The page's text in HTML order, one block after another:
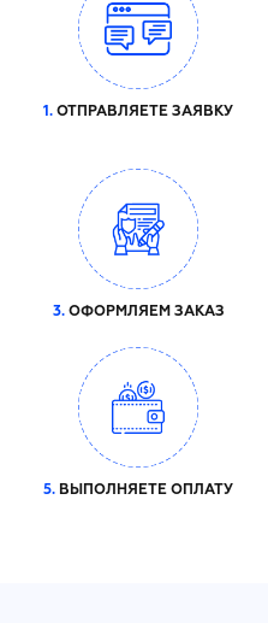
1. ОТПРАВЛЯЕТЕ ЗАЯВКУ
3.ОФОРМЛЯЕМ ЗАКАЗ
5. ВЫПОЛНЯЕТЕ ОПЛАТУ